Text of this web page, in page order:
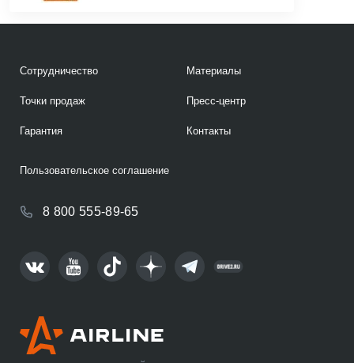
Сотрудничество
Точки продаж
Гарантия
Материалы
Пресс-центр
Контакты
8 800 555-89-65
Пользовательское соглашение